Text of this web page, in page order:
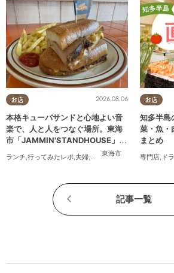
お店
東海市
2026.08.06
本格キューバサンドと心地よい音
楽で、人と人をつなぐ場所。東海
市「JAMMIN'STANDHOUSE」に
ランチ 行ってみたレポ 夫婦 おひとりさま 友人
お店
知多半島
菜・魚・
まとめ
専門店 ド
記事一覧